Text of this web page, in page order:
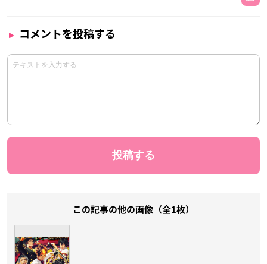
コメントを投稿する
この記事の他の画像（全1枚）